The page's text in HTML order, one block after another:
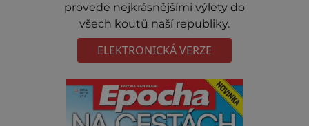
provede nejkrásnějšími výlety do
všech koutů naší republiky.
ELEKTRONICKÁ VERZE